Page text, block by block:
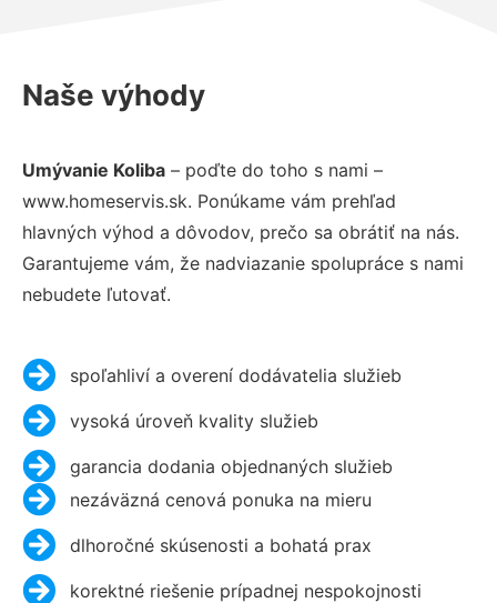
Naše výhody
Umývanie Koliba – poďte do toho s nami –
www.homeservis.sk. Ponúkame vám prehľad
hlavných výhod a dôvodov, prečo sa obrátiť na nás.
Garantujeme vám, že nadviazanie spolupráce s nami
nebudete ľutovať.
spoľahliví a overení dodávatelia služieb
vysoká úroveň kvality služieb
garancia dodania objednaných služieb
nezáväzná cenová ponuka na mieru
dlhoročné skúsenosti a bohatá prax
korektné riešenie prípadnej nespokojnosti